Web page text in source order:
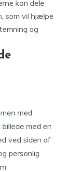
kan dele
som vil hjælpe
og
med
med en
ved siden af
personlig